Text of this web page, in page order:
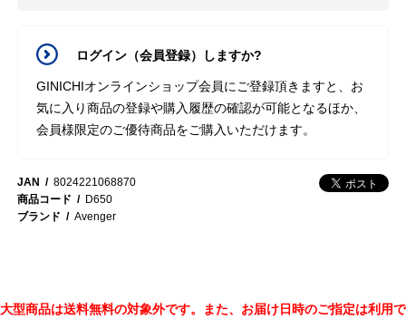
ログイン（会員登録）しますか?
GINICHIオンラインショップ会員にご登録頂きますと、お
気に入り商品の登録や購入履歴の確認が可能となるほか、
会員様限定のご優待商品をご購入いただけます。
JAN
8024221068870
商品コード
D650
ブランド
Avenger
大型商品は送料無料の対象外です。また、お届け日時のご指定は利用で